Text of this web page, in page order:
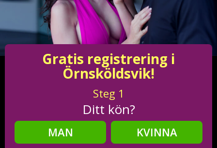
Gratis registrering i
Örnsköldsvik!
Steg 1
Ditt kön?
MAN
KVINNA